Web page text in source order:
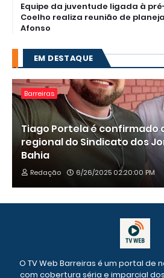
Equipe da juventude ligada à
Coelho realiza reunião de
Afonso
EM DESTAQUE
Barreiras
Tiago Portela é confirmado
regional do Sindicato dos
Bahia
Redação 6/26/2025 02:20:00 PM
O TV Web Barreiras é um portal de
com cobertura séria e imparcial